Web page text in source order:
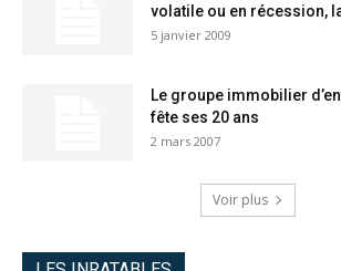
volatile ou en récession,
5 janvier 2009
Le groupe immobilier
fête ses 20 ans
2 mars 2007
Voir plus